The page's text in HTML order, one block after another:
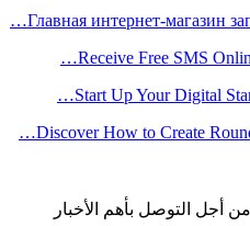
Главная интернет-магазин
Receive Free SMS
Start Up Your Digital
Discover How to Create
أجل التوصل بأهم الأخبار